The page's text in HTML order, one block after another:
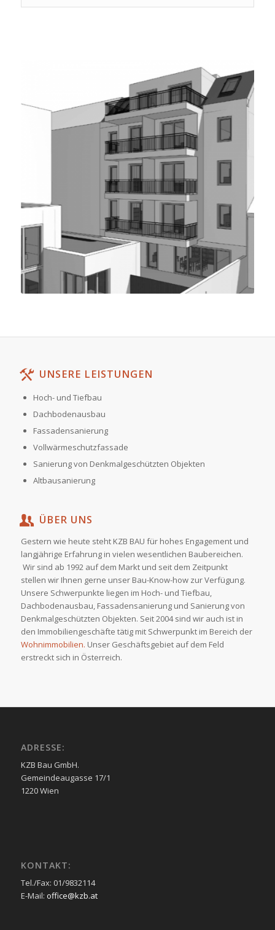
UNSERE LEISTUNGEN
Hoch- und Tiefbau
Dachbodenausbau
Fassadensanierung
Vollwärmeschutzfassade
Sanierung von Denkmalgeschützten Objekten
Altbausanierung
ÜBER UNS
Gestern wie heute steht KZB BAU für hohes Engagement und
langjährige Erfahrung in vielen wesentlichen Baubereichen.
Wir sind ab 1992 auf dem Markt und seit dem Zeitpunkt
stellen wir Ihnen gerne unser Bau-Know-how zur Verfügung.
Unsere Schwerpunkte liegen im Hoch- und Tiefbau,
Dachbodenausbau, Fassadensanierung und Sanierung von
Denkmalgeschützten Objekten. Seit 2004 sind wir auch ist in
den Immobiliengeschäfte tätig mit Schwerpunkt im Bereich der
Wohnimmobilien. Unser Geschäftsgebiet auf dem Feld
erstreckt sich in Österreich.
ADRESSE:
KZB Bau GmbH.
Gemeindeaugasse 17/1
1220 Wien
KONTAKT:
Tel./Fax: 01/9832114
E-Mail: office@kzb.at